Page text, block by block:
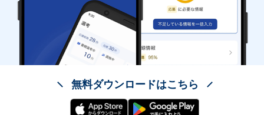
無料ダウンロードはこちら